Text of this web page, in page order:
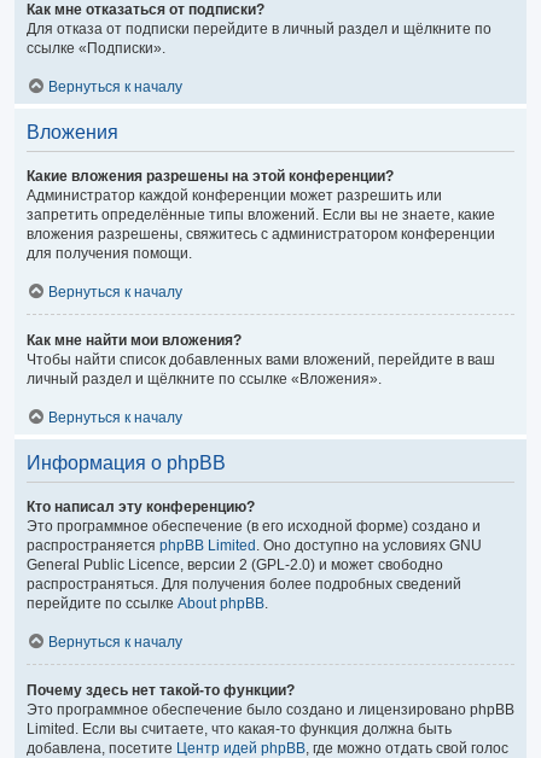
Как мне отказаться от подписки?
Для отказа от подписки перейдите в личный раздел и щёлкните по
ссылке «Подписки».
Вернуться к началу
Вложения
Какие вложения разрешены на этой конференции?
Администратор каждой конференции может разрешить или
запретить определённые типы вложений. Если вы не знаете, какие
вложения разрешены, свяжитесь с администратором конференции
для получения помощи.
Вернуться к началу
Как мне найти мои вложения?
Чтобы найти список добавленных вами вложений, перейдите в ваш
личный раздел и щёлкните по ссылке «Вложения».
Вернуться к началу
Информация о phpBB
Кто написал эту конференцию?
Это программное обеспечение (в его исходной форме) создано и
распространяется phpBB Limited . Оно доступно на условиях GNU
General Public Licence, версии 2 (GPL-2.0) и может свободно
распространяться. Для получения более подробных сведений
перейдите по ссылке About phpBB.
Вернуться к началу
Почему здесь нет такой-то функции?
Это программное обеспечение было создано и лицензировано phpBB
Limited. Если вы считаете, что какая-то функция должна быть
добавлена, посетите Центр идей phpBB, где можно отдать свой голос